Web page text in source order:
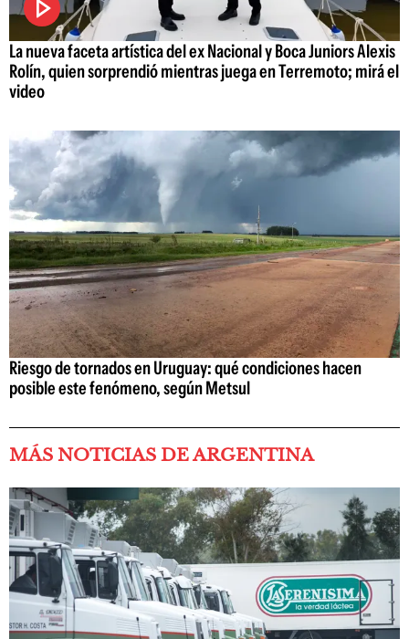
La nueva faceta artística del ex Nacional y Boca Juniors Alexis
Rolín, quien sorprendió mientras juega en Terremoto; mirá el
video
Riesgo de tornados en Uruguay: qué condiciones hacen
posible este fenómeno, según Metsul
MÁS NOTICIAS DE ARGENTINA